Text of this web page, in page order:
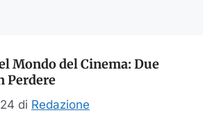
Mondo del Cinema: Due
Perdere
di Redazione